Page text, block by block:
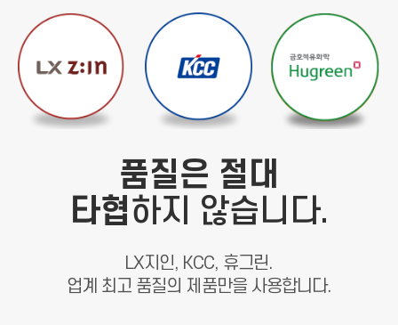
품질은 절대
타협하지 않습니다.
LX지인, KCC, 휴그린.
업계 최고 품질의 제품만을 사용합니다.